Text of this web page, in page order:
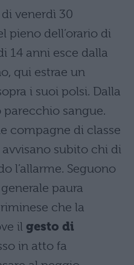
venerdì 30
pieno dell’orario di
14 anni esce dalla
qui estrae un
i suoi polsi. Dalla
sangue.
compagne di classe
subito chi di
l’allarme. Seguono
paura
che la
il gesto di
in atto fa